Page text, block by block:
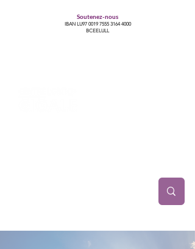
Soutenez-nous
IBAN LU97 0019 7555 3164 4000
BCEELULL